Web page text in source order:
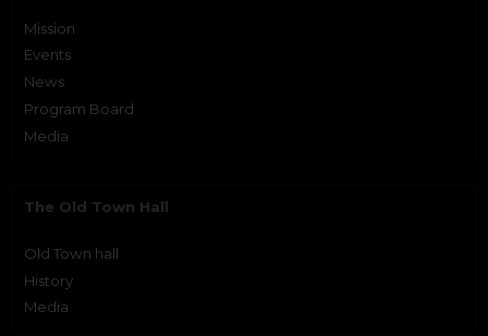
Mission
Events
News
Program Board
Media
The Old Town Hall
Old Town hall
History
Media